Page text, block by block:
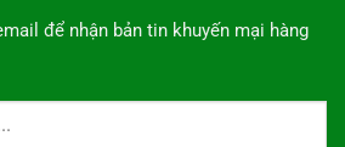
để nhận bản tin khuyến mại hàng